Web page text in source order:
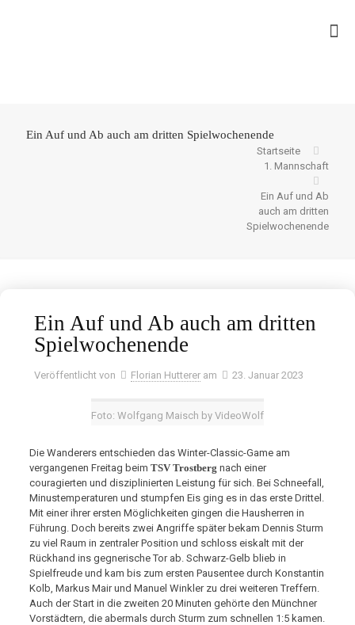
Ein Auf und Ab auch am dritten Spielwochenende
Startseite
1. Mannschaft
Ein Auf und Ab
auch am dritten
Spielwochenende
Ein Auf und Ab auch am dritten
Spielwochenende
Veröffentlicht von Florian Hutterer am 23. Januar 2023
Foto: Wolfgang Maisch by VideoWolf
Die Wanderers entschieden das Winter-Classic-Game am
vergangenen Freitag beim TSV Trostberg nach einer
couragierten und disziplinierten Leistung für sich. Bei Schneefall,
Minustemperaturen und stumpfen Eis ging es in das erste Drittel.
Mit einer ihrer ersten Möglichkeiten gingen die Hausherren in
Führung. Doch bereits zwei Angriffe später bekam Dennis Sturm
zu viel Raum in zentraler Position und schloss eiskalt mit der
Rückhand ins gegnerische Tor ab. Schwarz-Gelb blieb in
Spielfreude und kam bis zum ersten Pausentee durch Konstantin
Kolb, Markus Mair und Manuel Winkler zu drei weiteren Treffern.
Auch der Start in die zweiten 20 Minuten gehörte den Münchner
Vorstädtern, die abermals durch Sturm zum schnellen 1:5 kamen.